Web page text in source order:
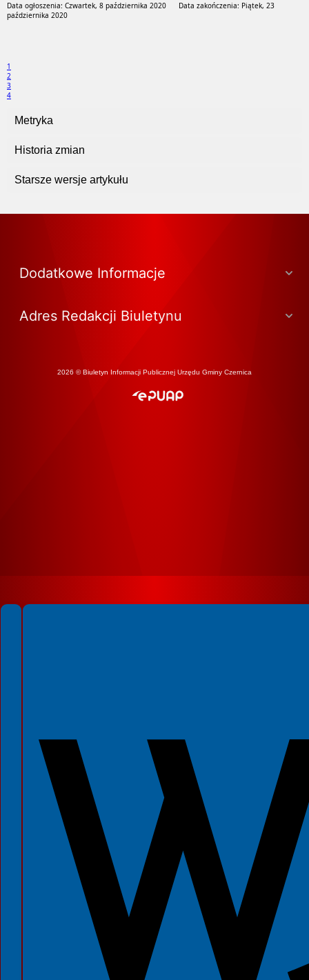
Data ogłoszenia: Czwartek, 8 października 2020 Data zakończenia: Piątek, 23
października 2020
1
2
3
4
Metryka
Historia zmian
Starsze wersje artykułu
Dodatkowe Informacje
Adres Redakcji Biuletynu
2026 © Biuletyn Informacji Publicznej Urzędu Gminy Czernica
Spełniamy standardy WCAG 2.2
Spełniamy standardy W3C